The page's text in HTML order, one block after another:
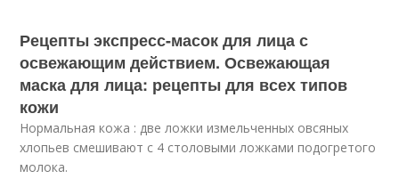
Рецепты экспресс-масок для лица с
освежающим действием. Освежающая
маска для лица: рецепты для всех типов
кожи
Нормальная кожа : две ложки измельченных овсяных
хлопьев смешивают с 4 столовыми ложками подогретого
молока.